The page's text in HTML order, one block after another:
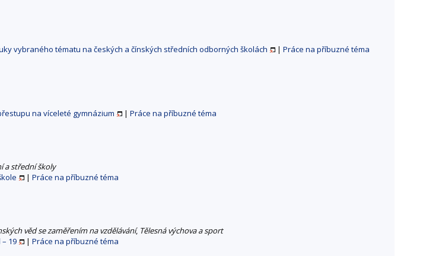
vybraného tématu na českých a čínských středních odborných školách | Práce na příbuzné téma
na víceleté gymnázium | Práce na příbuzné téma
a střední školy
| Práce na příbuzné téma
věd se zaměřením na vzdělávání, Tělesná výchova a sport
19 | Práce na příbuzné téma